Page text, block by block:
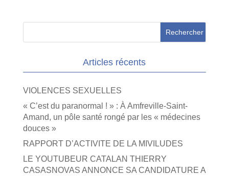
Articles récents
VIOLENCES SEXUELLES
« C’est du paranormal ! » : À Amfreville-Saint-
Amand, un pôle santé rongé par les « médecines
douces »
RAPPORT D’ACTIVITE DE LA MIVILUDES
LE YOUTUBEUR CATALAN THIERRY
CASASNOVAS ANNONCE SA CANDIDATURE A